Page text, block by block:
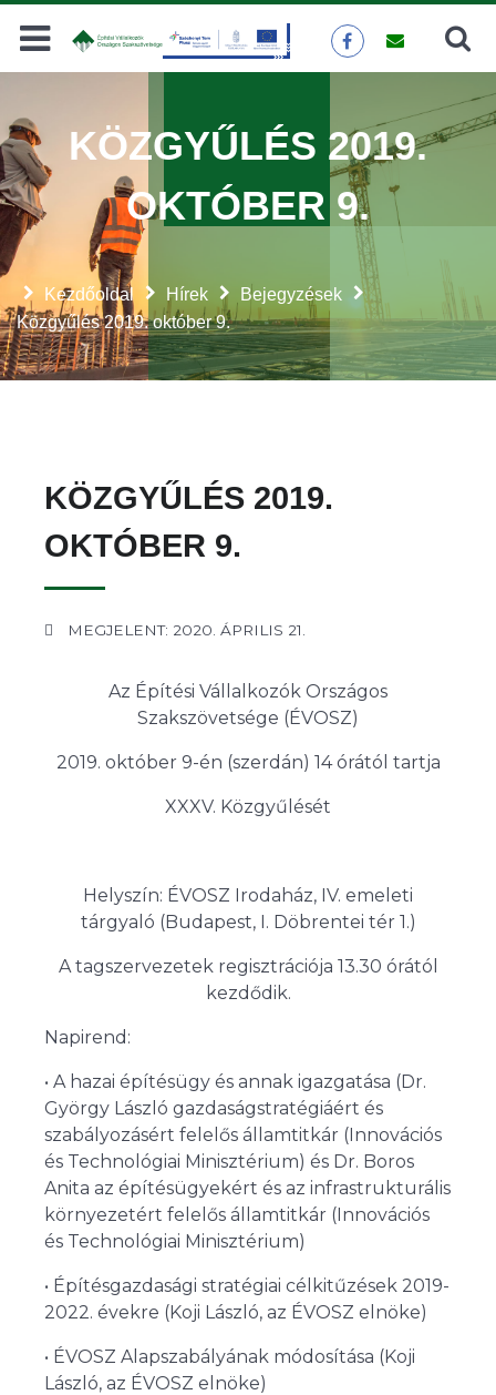
Keresés
Kezdőoldal Hírek
Bejegyzések
Közgyűlés 2019. október 9.
KÖZGYŰLÉS 2019.
OKTÓBER 9.
KÖZGYŰLÉS 2019.
OKTÓBER 9.
MEGJELENT: 2020. ÁPRILIS 21.
Az Építési Vállalkozók Országos
Szakszövetsége (ÉVOSZ)
2019. október 9-én (szerdán) 14 órától tartja
XXXV. Közgyűlését
Helyszín: ÉVOSZ Irodaház, IV. emeleti
tárgyaló (Budapest, I. Döbrentei tér 1.)
A tagszervezetek regisztrációja 13.30 órától
kezdődik.
Napirend:
• A hazai építésügy és annak igazgatása (Dr.
György László gazdaságstratégiáért és
szabályozásért felelős államtitkár (Innovációs
és Technológiai Minisztérium) és Dr. Boros
Anita az építésügyekért és az infrastrukturális
környezetért felelős államtitkár (Innovációs
és Technológiai Minisztérium)
• Építésgazdasági stratégiai célkitűzések 2019-
2022. évekre (Koji László, az ÉVOSZ elnöke)
• ÉVOSZ Alapszabályának módosítása (Koji
László, az ÉVOSZ elnöke)